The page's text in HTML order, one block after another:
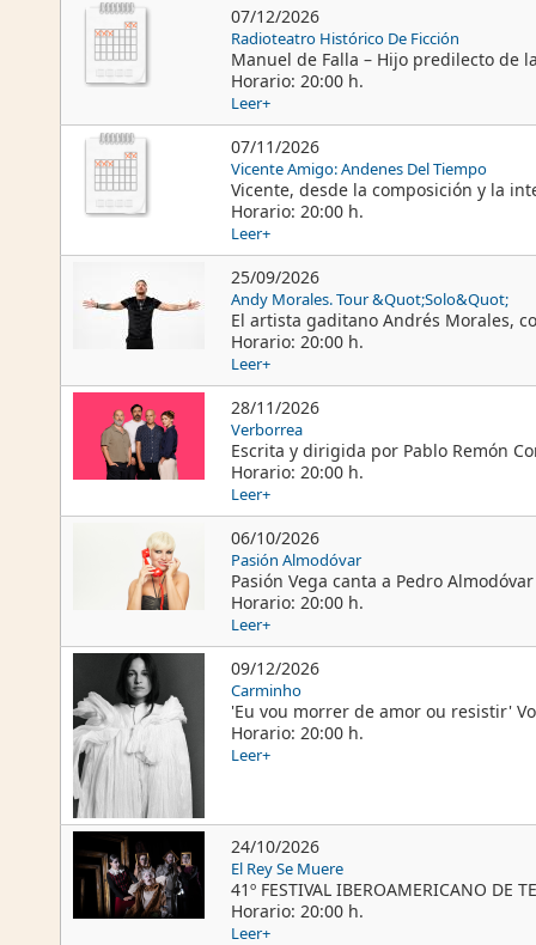
07/12/2026
Radioteatro Histórico De Ficción
Manuel de Falla – Hijo predilecto de
Horario: 20:00 h.
Leer+
07/11/2026
Vicente Amigo: Andenes Del Tiempo
Vicente, desde la composición y la
Horario: 20:00 h.
Leer+
25/09/2026
Andy Morales. Tour &Quot;Solo&Quot;
El artista gaditano Andrés Morales,
Horario: 20:00 h.
Leer+
28/11/2026
Verborrea
Escrita y dirigida por Pablo Remón
Horario: 20:00 h.
Leer+
06/10/2026
Pasión Almodóvar
Pasión Vega canta a Pedro
Horario: 20:00 h.
Leer+
09/12/2026
Carminho
'Eu vou morrer de amor ou resistir'
Horario: 20:00 h.
Leer+
24/10/2026
El Rey Se Muere
41º FESTIVAL IBEROAMERICANO
Horario: 20:00 h.
Leer+